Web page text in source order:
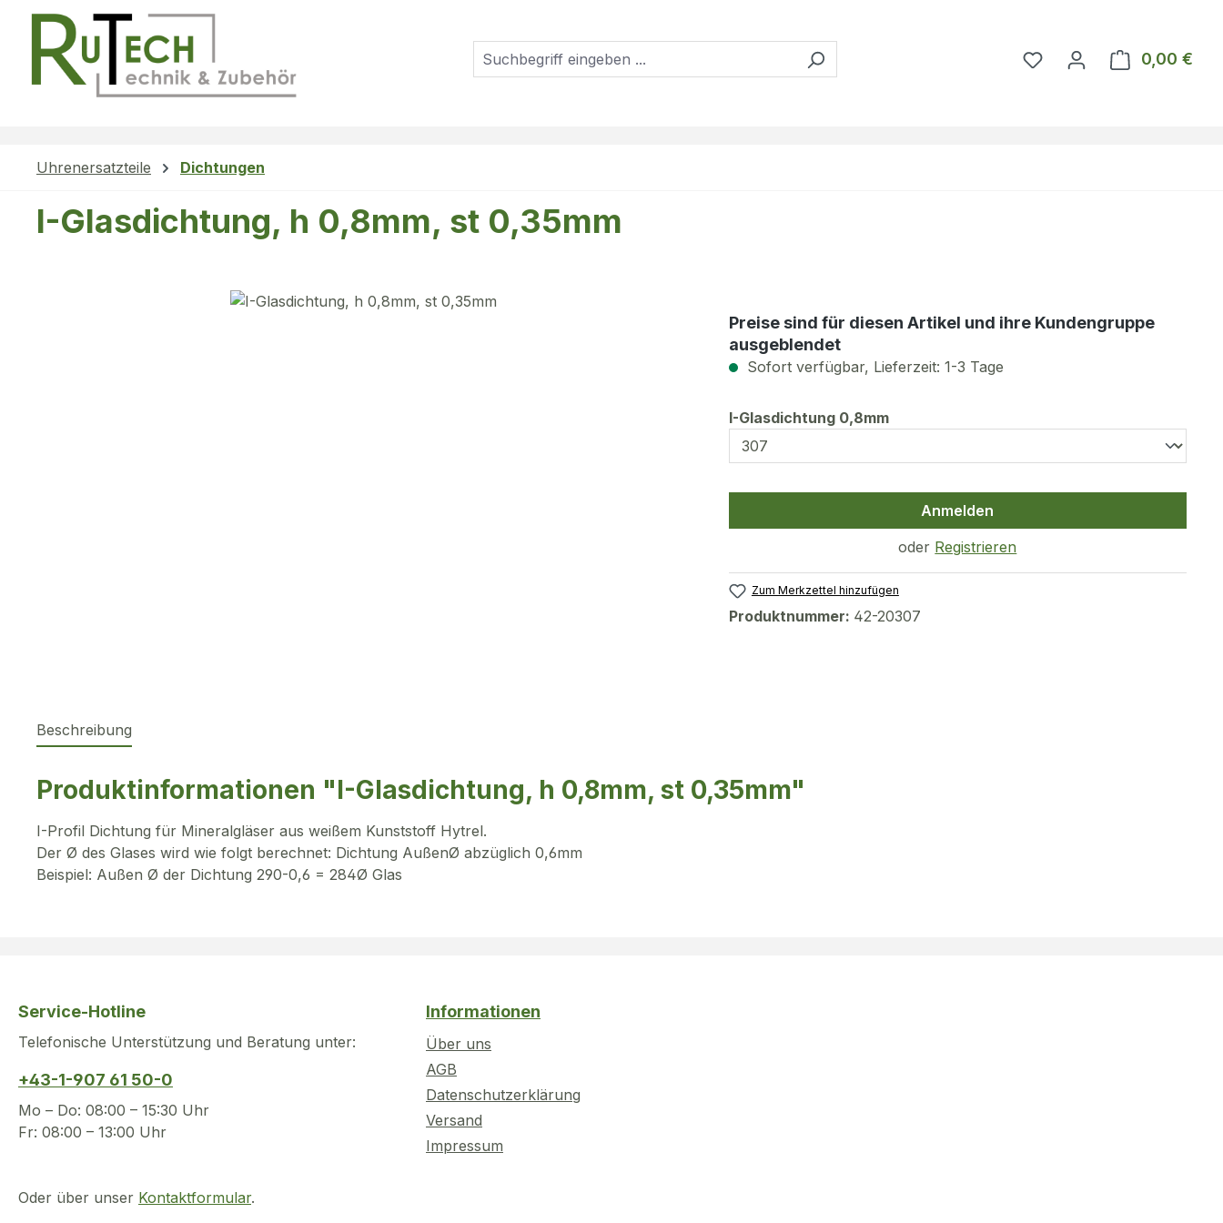
Hauptinhalt springen
Zur Suche springen
Zur Hauptnavigation springen
Du hast 0 Produkte auf
0,00 €
Uhrenersatzteile Dichtungen
I-Glasdichtung, h 0,8mm, st 0,35mm
Preise sind für diesen Artikel und ihre Kundengruppe
ausgeblendet
Sofort verfügbar, Lieferzeit: 1-3 Tage
I-Glasdichtung 0,8mmauswählen
Anmelden
oder Registrieren
Zum Merkzettel hinzufügen
Produktnummer: 42-20307
Beschreibung
Produktinformationen "I-Glasdichtung, h 0,8mm, st 0,35mm"
I-Profil Dichtung für Mineralgläser aus weißem Kunststoff Hytrel.
Der Ø des Glases wird wie folgt berechnet: Dichtung AußenØ abzüglich 0,6mm
Beispiel: Außen Ø der Dichtung 290-0,6 = 284Ø Glas
Service-Hotline
Telefonische Unterstützung und Beratung unter:
+43-1-907 61 50-0
Mo – Do: 08:00 – 15:30 Uhr
Fr: 08:00 – 13:00 Uhr
Oder über unser Kontaktformular.
Informationen
Über uns
AGB
Datenschutzerklärung
Versand
Impressum